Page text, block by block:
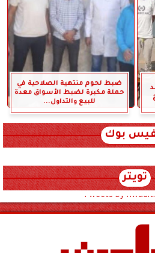
ضبط لحوم منتهية الصلاحية في
حملة مكبرة لضبط الأسواق معدة
للبيع والتداول...
بوك
تويتر
Tweets by